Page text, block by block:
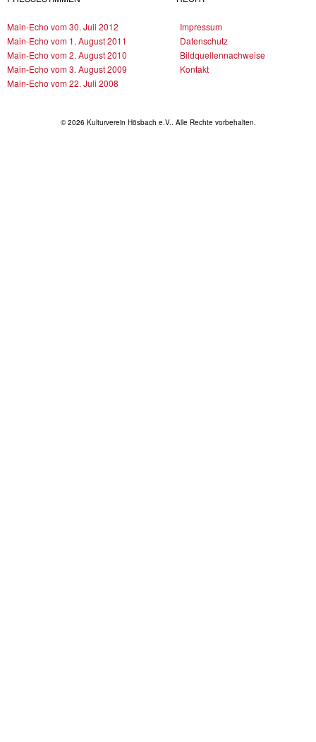
Main-Echo vom 30. Juli 2012
Main-Echo vom 1. August 2011
Main-Echo vom 2. August 2010
Main-Echo vom 3. August 2009
Main-Echo vom 22. Juli 2008
Impressum
Datenschutz
Bildquellennachweise
Kontakt
© 2026 Kulturverein Hösbach e.V.. Alle Rechte vorbehalten.